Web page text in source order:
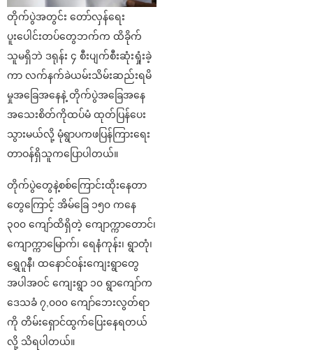
တိုက်ပွဲအတွင်း တော်လှန်ရေး
ပူးပေါင်းတပ်တွေဘက်က ထိခိုက်
သူမရှိဘဲ ဒရုန်း ၄ စီးပျက်စီးဆုံးရှုံးခဲ့
ကာ လက်နက်ခဲယမ်းသိမ်းဆည်းရမိ
မှုအခြေအနေနဲ့ တိုက်ပွဲအခြေအနေ
အသေးစိတ်ကိုထပ်မံ ထုတ်ပြန်ပေး
သွားမယ်လို့ မုံရွာပကဖပြန်ကြားရေး
တာဝန်ရှိသူကပြောပါတယ်။
တိုက်ပွဲတွေနဲ့စစ်ကြောင်းထိုးနေတာ
တွေကြောင့် အိမ်ခြေ ၁၅၀ ကနေ
၃၀၀ ကျော်ထိရှိတဲ့ ကျောက္ကာတောင်၊
ကျောက္ကာမြောက်၊ ရေနံကုန်း၊ ရွာတုံ၊
ရွှေဂူနီ၊ ထနောင်ဝန်းကျေးရွာတွေ
အပါအဝင် ကျေးရွာ ၁၀ ရွာကျော်က
ဒေသခံ ၇,၀၀၀ ကျော်ဘေးလွတ်ရာ
ကို တိမ်းရှောင်ထွက်ပြေးနေရတယ်
လို့ သိရပါတယ်။